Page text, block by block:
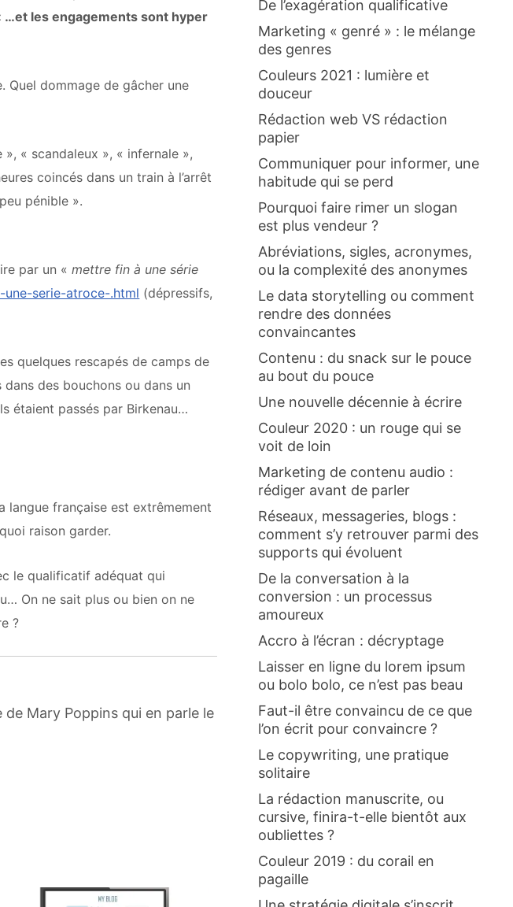
…et les engagements sont hyper
Quel dommage de gâcher une
« scandaleux », « infernale »,
coincés dans un train à l’arrêt
pénible ».
par un «mettre fin à une série
serie-atroce-.html (dépressifs,
quelques rescapés de camps de
des bouchons ou dans un
étaient passés par Birkenau…
langue française est extrêmement
raison garder.
le qualificatif adéquat qui
On ne sait plus ou bien on ne
?
de Mary Poppins qui en parle le
De l’exagération qualificative
Marketing « genré » : le mélange
des genres
Couleurs 2021 : lumière et
douceur
Rédaction web VS rédaction
papier
Communiquer pour informer, une
habitude qui se perd
Pourquoi faire rimer un slogan
est plus vendeur ?
Abréviations, sigles, acronymes,
ou la complexité des anonymes
Le data storytelling ou comment
rendre des données
convaincantes
Contenu : du snack sur le pouce
au bout du pouce
Une nouvelle décennie à écrire
Couleur 2020 : un rouge qui se
voit de loin
Marketing de contenu audio :
rédiger avant de parler
Réseaux, messageries, blogs :
comment s’y retrouver parmi des
supports qui évoluent
De la conversation à la
conversion : un processus
amoureux
Accro à l’écran : décryptage
Laisser en ligne du lorem ipsum
ou bolo bolo, ce n’est pas beau
Faut-il être convaincu de ce que
l’on écrit pour convaincre ?
Le copywriting, une pratique
solitaire
La rédaction manuscrite, ou
cursive, finira-t-elle bientôt aux
oubliettes ?
Couleur 2019 : du corail en
pagaille